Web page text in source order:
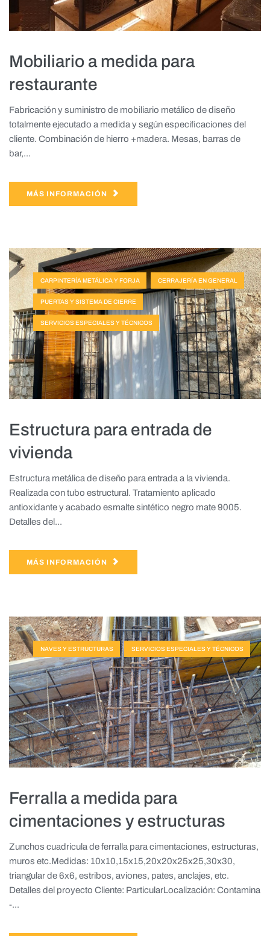
Mobiliario a medida para
restaurante
Fabricación y suministro de mobiliario metálico de diseño
totalmente ejecutado a medida y según especificaciones del
cliente. Combinación de hierro +madera. Mesas, barras de
bar,...
MÁS INFORMACIÓN
CARPINTERÍA METÁLICA Y FORJA CERRAJERÍA EN GENERAL
PUERTAS Y SISTEMA DE CIERRE
SERVICIOS ESPECIALES Y TÉCNICOS
Estructura para entrada de
vivienda
Estructura metálica de diseño para entrada a la vivienda.
Realizada con tubo estructural. Tratamiento aplicado
antioxidante y acabado esmalte sintético negro mate 9005.
Detalles del...
MÁS INFORMACIÓN
NAVES Y ESTRUCTURAS SERVICIOS ESPECIALES Y TÉCNICOS
Ferralla a medida para
cimentaciones y estructuras
Zunchos cuadricula de ferralla para cimentaciones, estructuras,
muros etc.Medidas: 10x10,15x15,20x20x25x25,30x30,
triangular de 6x6, estribos, aviones, pates, anclajes, etc.
Detalles del proyecto Cliente: ParticularLocalización: Contamina
-...